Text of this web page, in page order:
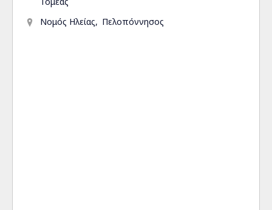
Νομός Ηλείας
Πελοπόννησος